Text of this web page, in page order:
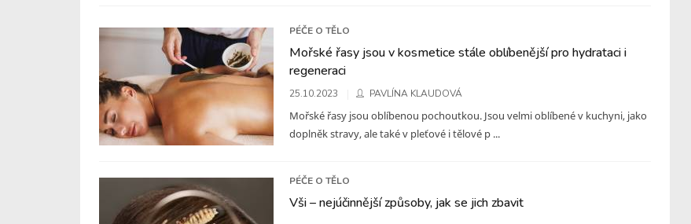
PÉČE O TĚLO
Mořské řasy jsou v kosmetice stále oblíbenější pro hydrataci i
regeneraci
25.10.2023 PAVLÍNA KLAUDOVÁ
Mořské řasy jsou oblíbenou pochoutkou. Jsou velmi oblíbené v kuchyni, jako
doplněk stravy, ale také v pleťové i tělové p ...
PÉČE O TĚLO
Vši – nejúčinnější způsoby, jak se jich zbavit